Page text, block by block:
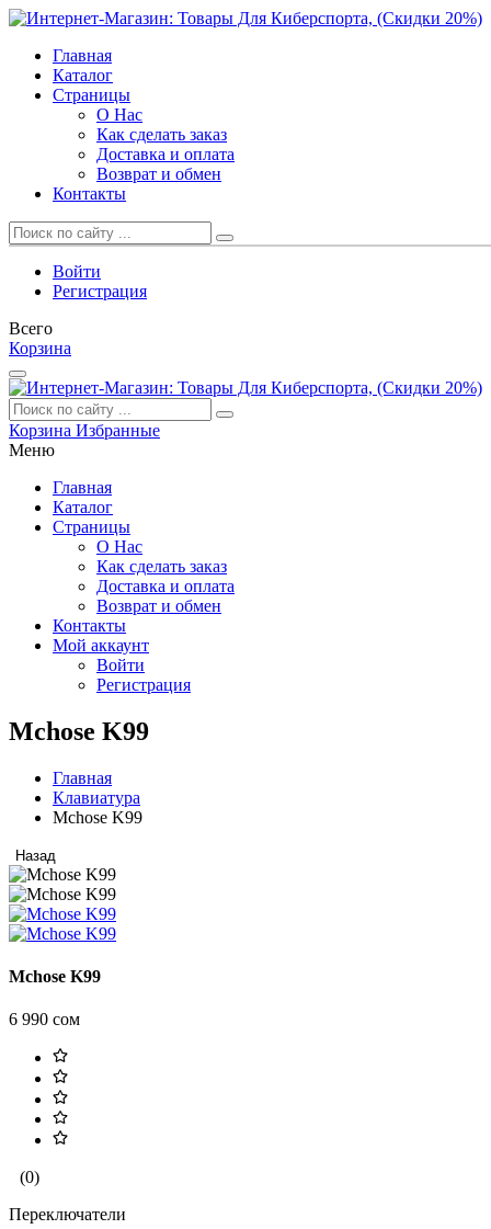
Главная
Каталог
Страницы
О Нас
Как сделать заказ
Доставка и оплата
Возврат и обмен
Контакты
Войти
Регистрация
Всего
Корзина
Корзина Избранные
Меню
Главная
Каталог
Страницы
О Нас
Как сделать заказ
Доставка и оплата
Возврат и обмен
Контакты
Мой аккаунт
Войти
Регистрация
Mchose K99
Главная
Клавиатура
Mchose K99
Назад
Mchose K99
6 990 сом
(0)
Переключатели